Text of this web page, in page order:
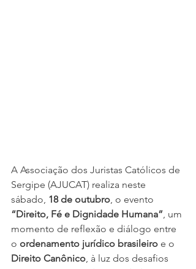
A Associação dos Juristas Católicos de
Sergipe (AJUCAT) realiza neste
sábado, 18 de outubro, o evento
“Direito, Fé e Dignidade Humana”, um
momento de reflexão e diálogo entre
o ordenamento jurídico brasileiro e o
Direito Canônico, à luz dos desafios